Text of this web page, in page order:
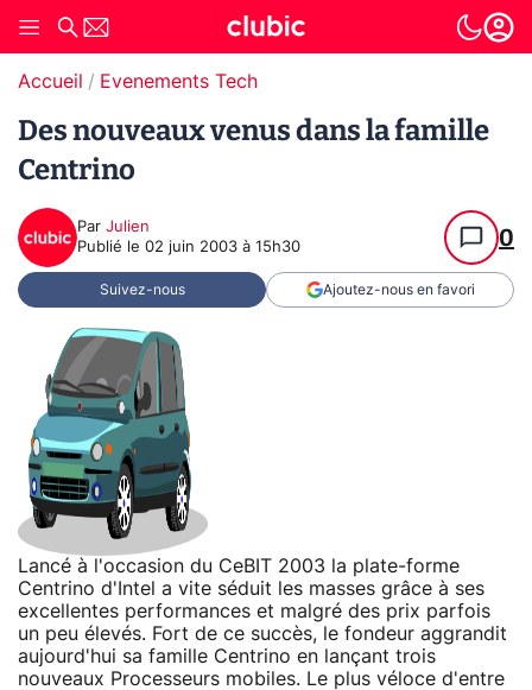
Accueil Evenements Tech
Des nouveaux venus dans la famille
Centrino
Par Julien
Publié le 02 juin 2003 à 15h30 0
Suivez-nous Ajoutez-nous en favori
Lancé à l'occasion du CeBIT 2003 la plate-forme
Centrino d'Intel a vite séduit les masses grâce à ses
excellentes performances et malgré des prix parfois
un peu élevés. Fort de ce succès, le fondeur aggrandit
aujourd'hui sa famille Centrino en lançant trois
nouveaux Processeurs mobiles. Le plus véloce d'entre